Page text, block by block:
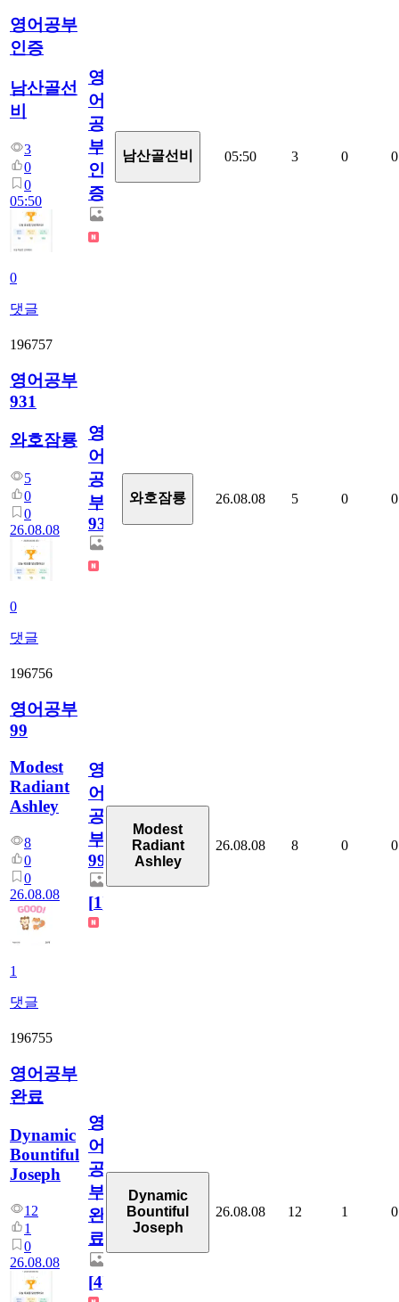
영어공부
인증
남산골선
비
3
0
0
05:50
0
댓글
영
어
공
부
인
증
남산골선비 05:50 3 0 0
196757
영어공부
931
와호잠룡
5
0
0
26.08.08
0
댓글
영
어
공
부
931
와호잠룡 26.08.08 5 0 0
196756
영어공부
99
Modest
Radiant
Ashley
8
0
0
26.08.08
1
댓글
영
어
공
부
99
[1]
Modest
Radiant
Ashley
26.08.08 8 0 0
196755
영어공부
완료
Dynamic
Bountiful
Joseph
12
1
0
26.08.08
영
어
공
부
완
료
[4]
Dynamic
Bountiful
Joseph
26.08.08 12 1 0